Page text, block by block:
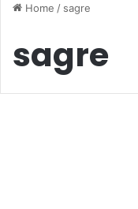
Home / sagre
sagre